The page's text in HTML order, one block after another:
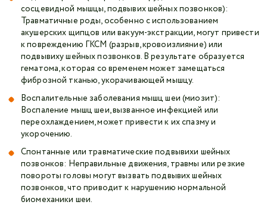
сосцевидной мышцы, подвывих шейных позвонков):
Травматичные роды, особенно с использованием
акушерских щипцов или вакуум-экстракции, могут привести
к повреждению ГКСМ (разрыв, кровоизлияние) или
подвывиху шейных позвонков. В результате образуется
гематома, которая со временем может замещаться
фиброзной тканью, укорачивающей мышцу.
Воспалительные заболевания мышц шеи (миозит):
Воспаление мышц шеи, вызванное инфекцией или
переохлаждением, может привести к их спазму и
укорочению.
Спонтанные или травматические подвывихи шейных
позвонков: Неправильные движения, травмы или резкие
повороты головы могут вызвать подвывих шейных
позвонков, что приводит к нарушению нормальной
биомеханики шеи.